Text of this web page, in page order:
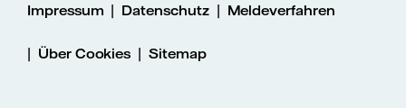
Impressum | Datenschutz| Meldeverfahren
| Über Cookies |Sitemap